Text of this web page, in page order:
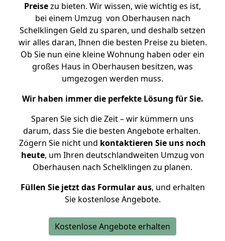
Preisezu bieten. Wir wissen, wie wichtig es ist,
bei einem Umzug von Oberhausen nach
Schelklingen Geld zu sparen, und deshalb setzen
wir alles daran, Ihnen die besten Preise zu bieten.
Ob Sie nun eine kleine Wohnung haben oder ein
großes Haus in Oberhausen besitzen, was
umgezogen werden muss.
Wir haben immer die perfekte Lösung für Sie.
Sparen Sie sich die Zeit – wir kümmern uns
darum, dass Sie die besten Angebote erhalten.
Zögern Sie nicht und kontaktieren Sie uns noch
heute, um Ihren deutschlandweiten Umzug von
Oberhausen nach Schelklingen zu planen.
Füllen Sie jetzt das Formular aus, und erhalten
Sie kostenlose Angebote.
Kostenlose Angebote erhalten